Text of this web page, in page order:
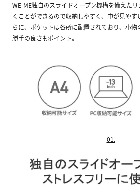
WE-ME独自のスライドオープン機構を備えた
くことができるので収納しやすく、中が見やす
らに、ポケットは各所に配置されており、小
勝手の良さもポイント。
01.